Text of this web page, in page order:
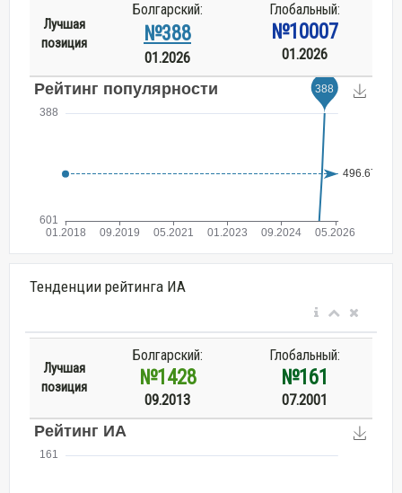
Лучшая
позиция
Болгарский:
№388
01.2026
Глобальный:
№10007
01.2026
Тенденции рейтинга ИА
Лучшая
позиция
Болгарский:
№1428
09.2013
Глобальный:
№161
07.2001